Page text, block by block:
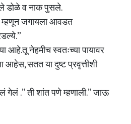
डोळे व नाक पुसले.
जगायला आवडत
आहे.तू नेहमीच स्वतःच्या पायावर
आहेस, सतत या दुष्ट प्रवृत्तीशी
गेलं .” ती शांत पणे म्हणाली.” जाऊ